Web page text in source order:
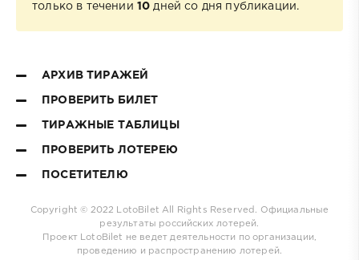
только в течении 10 дней со дня публикации.
АРХИВ ТИРАЖЕЙ
ПРОВЕРИТЬ БИЛЕТ
ТИРАЖНЫЕ ТАБЛИЦЫ
ПРОВЕРИТЬ ЛОТЕРЕЮ
ПОСЕТИТЕЛЮ
Copyright © 2022 LotoBilet All Rights Reserved. Официальные
результаты российских лотерей.
Проект LotoBilet не ведет деятельности по организации,
проведению и распространению лотерей.